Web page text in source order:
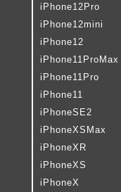
iPhone12Pro
iPhone12mini
iPhone12
iPhone11ProMax
iPhone11Pro
iPhone11
iPhoneSE2
iPhoneXSMax
iPhoneXR
iPhoneXS
iPhoneX